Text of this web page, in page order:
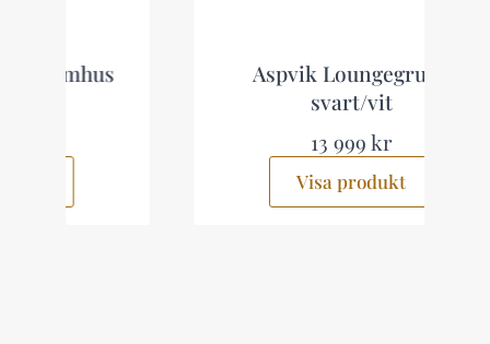
Aspvik Loungegrupp
Visa produkt